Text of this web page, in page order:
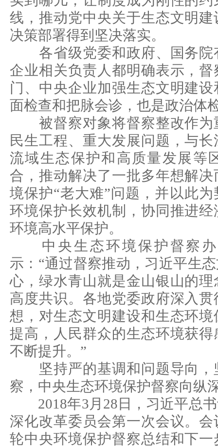
线，推动党中央关于生态文明
决策部署得到坚决落实。
各省级党委和政府、国务院
企业相关负责人都明确表示，
门、中央企业加强生态文明建
面检查和把脉会诊，也是政治体
被督察对象将督察整改作为
民生工程、重大发展问题，与
流域生态保护和高质量发展等
合，推动解决了一批多年想解
境保护“老大难”问题，并以此
环境保护长效机制，协同推进
环境高水平保护。
中央生态环境保护督察办
示：“通过督察推动，习近平生
心，绿水青山就是金山银山的
高度共识。各地党委政府深入
想，对生态文明建设和生态环
提高，人民群众的生态环境获
不断提升。”
坚持严的基调和问题导向，
察，中央生态环境保护督察向纵
2018年3月28日，习近平总书
深化改革委员会第一次会议。
轮中央环境保护督察总结和下